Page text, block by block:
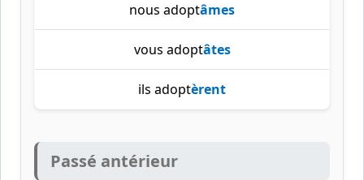
nous adoptâmes
vous adoptâtes
ils adoptèrent
Passé antérieur